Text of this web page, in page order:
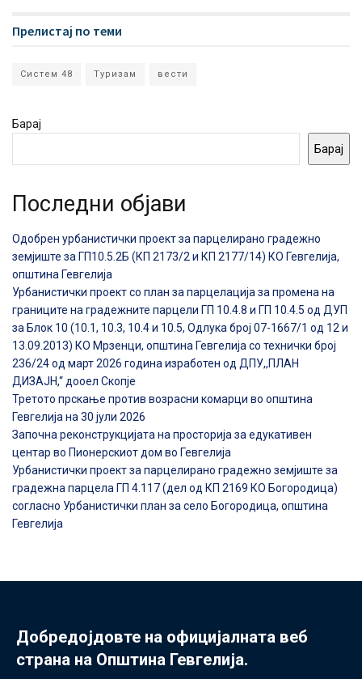
Прелистај по теми
Систем 48 Туризам вести
Барај
Барај
Последни објави
Одобрен урбанистички проект за парцелирано градежно
земјиште за ГП10.5.2Б (КП 2173/2 и КП 2177/14) КО Гевгелија,
општина Гевгелија
Урбанистички проект со план за парцелација за промена на
границите на градежните парцели ГП 10.4.8 и ГП 10.4.5 од ДУП
за Блок 10 (10.1, 10.3, 10.4 и 10.5, Одлука број 07-1667/1 од 12 и
13.09.2013) КО Мрзенци, општина Гевгелија со технички број
236/24 од март 2026 година изработен од ДПУ,,ПЛАН
ДИЗАЈН,“ дооел Скопје
Третото прскање против возрасни комарци во општина
Гевгелија на 30 јули 2026
Започна реконструкцијата на просторија за едукативен
центар во Пионерскиот дом во Гевгелија
Урбанистички проект за парцелирано градежно земјиште за
градежна парцела ГП 4.117 (дел од КП 2169 КО Богородица)
согласно Урбанистички план за село Богородица, општина
Гевгелија
Добредојдовте на официјалната веб
страна на Општина Гевгелија.